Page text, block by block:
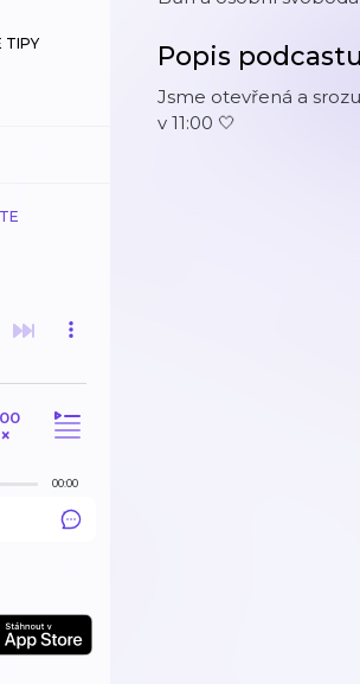
TIPY
×
00:00
Popis podcastu
Jsme otevřená a
v 11:00 🤍